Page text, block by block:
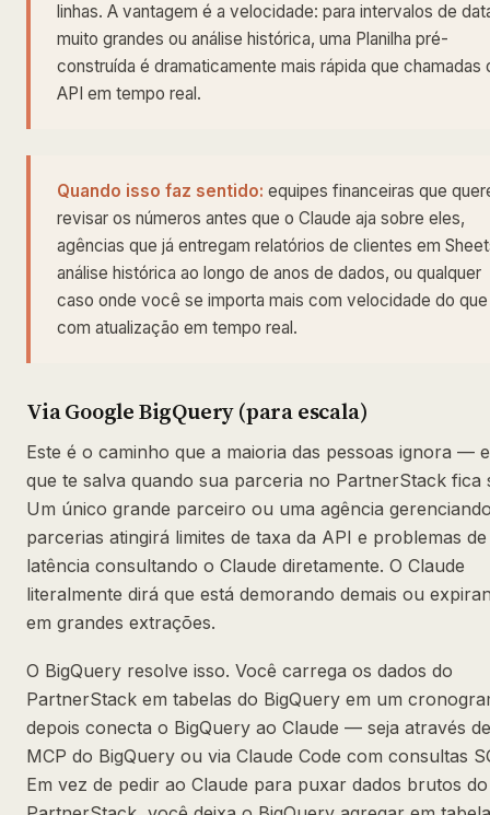
linhas. A vantagem é a velocidade: para intervalos de
muito grandes ou análise histórica, uma Planilha pré-
construída é dramaticamente mais rápida que chamadas
API em tempo real.
Quando isso faz sentido: equipes financeiras que
revisar os números antes que o Claude aja sobre eles,
agências que já entregam relatórios de clientes em
análise histórica ao longo de anos de dados, ou qualquer
caso onde você se importa mais com velocidade do que
com atualização em tempo real.
Via Google BigQuery (para escala)
Este é o caminho que a maioria das pessoas ignora —
que te salva quando sua parceria no PartnerStack fica
Um único grande parceiro ou uma agência
parcerias atingirá limites de taxa da API e problemas de
latência consultando o Claude diretamente. O Claude
literalmente dirá que está demorando demais ou
em grandes extrações.
O BigQuery resolve isso. Você carrega os dados do
PartnerStack em tabelas do BigQuery em um
depois conecta o BigQuery ao Claude — seja através
MCP do BigQuery ou via Claude Code com consultas
Em vez de pedir ao Claude para puxar dados brutos do